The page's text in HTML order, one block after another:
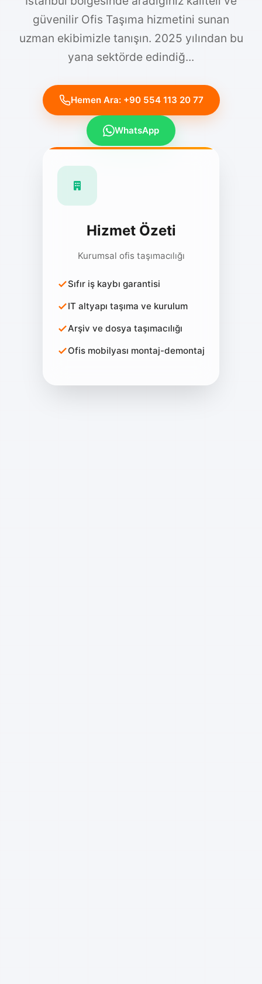
güvenilir Ofis Taşıma hizmetini sunan
uzman ekibimizle tanışın. 2025 yılından bu
yana sektörde edindiğ...
Hizmet Özeti
Kurumsal ofis taşımacılığı
Sıfır iş kaybı garantisi
IT altyapı taşıma ve kurulum
Arşiv ve dosya taşımacılığı
Ofis mobilyası montaj-demontaj